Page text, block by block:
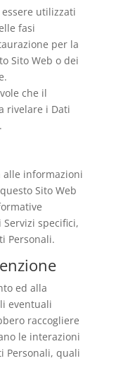
essere utilizzati
fasi
per la
Sito Web o dei
che il
rivelare i Dati
alle informazioni
Sito Web
specifici,
Personali.
ed alla
eventuali
raccogliere
le interazioni
Personali, quali